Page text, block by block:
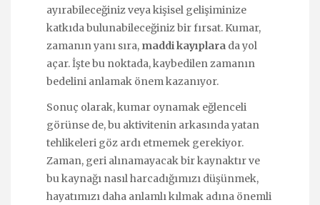
ayırabileceğiniz veya kişisel gelişiminize
katkıda bulunabileceğiniz bir fırsat. Kumar,
zamanın yanı sıra, maddi kayıplara da yol
açar. İşte bu noktada, kaybedilen zamanın
bedelini anlamak önem kazanıyor.
Sonuç olarak, kumar oynamak eğlenceli
görünse de, bu aktivitenin arkasında yatan
tehlikeleri göz ardı etmemek gerekiyor.
Zaman, geri alınamayacak bir kaynaktır ve
bu kaynağı nasıl harcadığımızı düşünmek,
hayatımızı daha anlamlı kılmak adına önemli